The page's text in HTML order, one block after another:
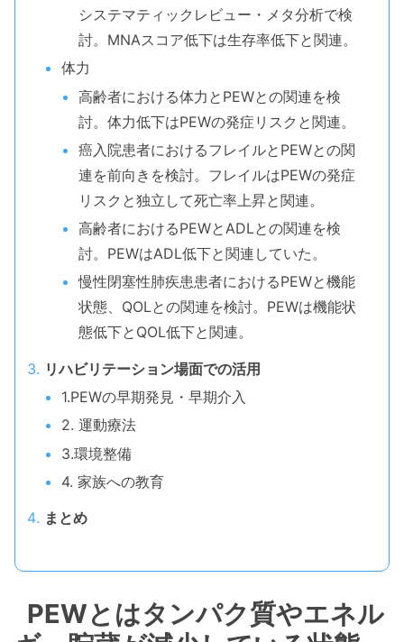
システマティックレビュー・メタ分析で検
討。MNAスコア低下は生存率低下と関連。
体力
高齢者における体力とPEWとの関連を検
討。体力低下はPEWの発症リスクと関連。
癌入院患者におけるフレイルとPEWとの関
連を前向きを検討。フレイルはPEWの発症
リスクと独立して死亡率上昇と関連。
高齢者におけるPEWとADLとの関連を検
討。PEWはADL低下と関連していた。
慢性閉塞性肺疾患患者におけるPEWと機能
状態、QOLとの関連を検討。PEWは機能状
態低下とQOL低下と関連。
リハビリテーション場面での活用
1.PEWの早期発見・早期介入
2. 運動療法
3.環境整備
4. 家族への教育
まとめ
PEWとはタンパク質やエネル